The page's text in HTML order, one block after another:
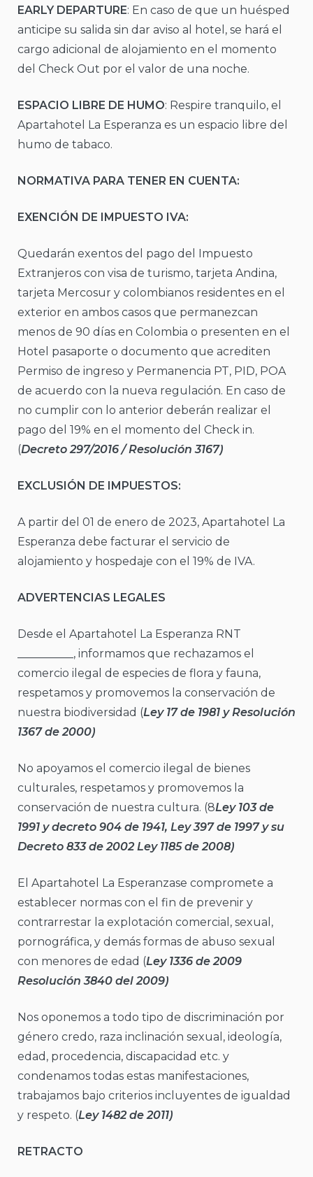
EARLY DEPARTURE: En caso de que un huésped
anticipe su salida sin dar aviso al hotel, se hará el
cargo adicional de alojamiento en el momento
del Check Out por el valor de una noche.
ESPACIO LIBRE DE HUMO: Respire tranquilo, el
Apartahotel La Esperanza es un espacio libre del
humo de tabaco.
NORMATIVA PARA TENER EN CUENTA:
EXENCIÓN DE IMPUESTO IVA:
Quedarán exentos del pago del Impuesto
Extranjeros con visa de turismo, tarjeta Andina,
tarjeta Mercosur y colombianos residentes en el
exterior en ambos casos que permanezcan
menos de 90 días en Colombia o presenten en el
Hotel pasaporte o documento que acrediten
Permiso de ingreso y Permanencia PT, PID, POA
de acuerdo con la nueva regulación. En caso de
no cumplir con lo anterior deberán realizar el
pago del 19% en el momento del Check in.
(Decreto 297/2016 / Resolución 3167)
EXCLUSIÓN DE IMPUESTOS:
A partir del 01 de enero de 2023, Apartahotel La
Esperanza debe facturar el servicio de
alojamiento y hospedaje con el 19% de IVA.
ADVERTENCIAS LEGALES
Desde el Apartahotel La Esperanza RNT
__________, informamos que rechazamos el
comercio ilegal de especies de flora y fauna,
respetamos y promovemos la conservación de
nuestra biodiversidad (Ley 17 de 1981 y Resolución
1367 de 2000)
No apoyamos el comercio ilegal de bienes
culturales, respetamos y promovemos la
conservación de nuestra cultura. (8Ley 103 de
1991 y decreto 904 de 1941, Ley 397 de 1997 y su
Decreto 833 de 2002 Ley 1185 de 2008)
El Apartahotel La Esperanzase compromete a
establecer normas con el fin de prevenir y
contrarrestar la explotación comercial, sexual,
pornográfica, y demás formas de abuso sexual
con menores de edad (Ley 1336 de 2009
Resolución 3840 del 2009)
Nos oponemos a todo tipo de discriminación por
género credo, raza inclinación sexual, ideología,
edad, procedencia, discapacidad etc. y
condenamos todas estas manifestaciones,
trabajamos bajo criterios incluyentes de igualdad
y respeto. (Ley 1482 de 2011)
RETRACTO